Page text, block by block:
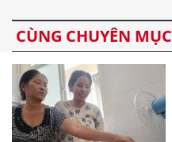
CÙNG CHUYÊN MỤC